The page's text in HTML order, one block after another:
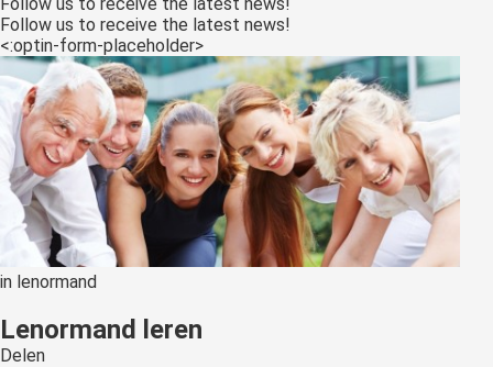
Follow us to receive the latest news!
<:optin-form-placeholder>
in lenormand
Lenormand leren
Delen